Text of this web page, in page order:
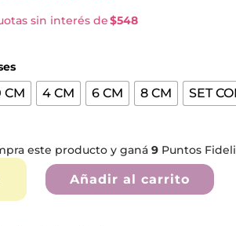
sin interés de$548
CM 4 CM 6 CM 8 CM SET
este producto y ganá 9Puntos
Añadir al carrito